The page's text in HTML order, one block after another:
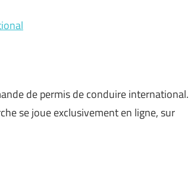
de permis de conduire international.
se joue exclusivement en ligne, sur